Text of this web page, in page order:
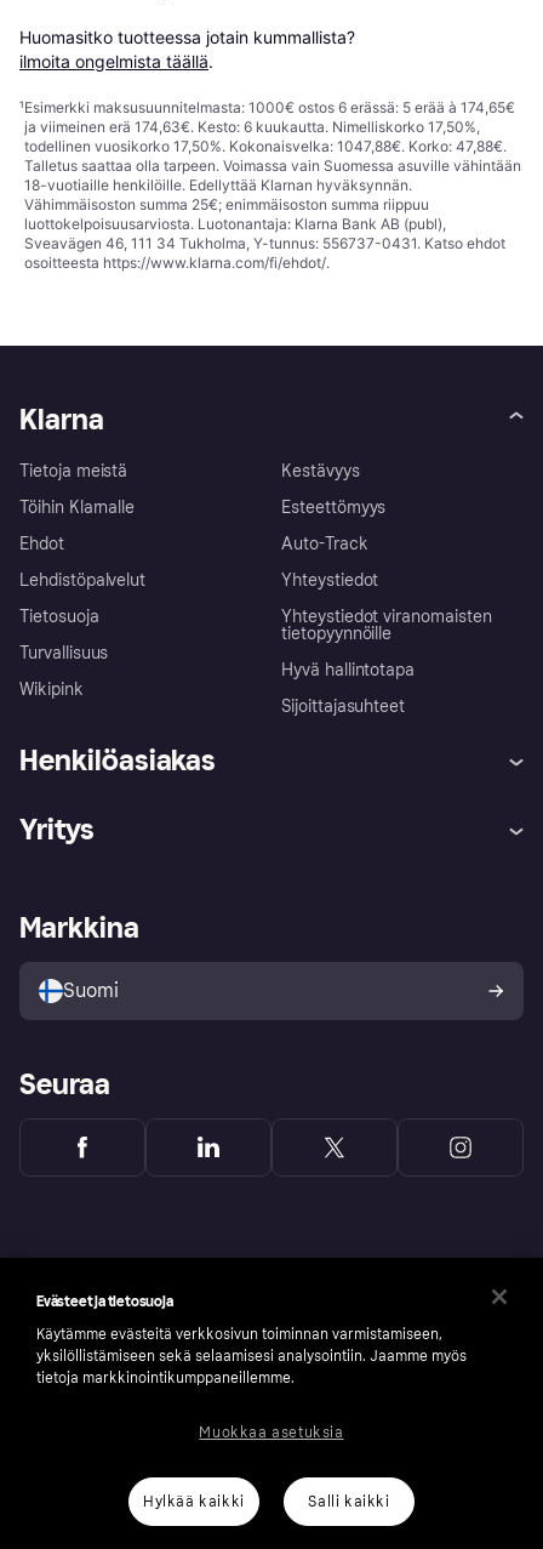
Huomasitko tuotteessa jotain kummallista?
ilmoita ongelmista täällä.
¹Esimerkki maksusuunnitelmasta: 1000€ ostos 6 erässä: 5 erää à 174,65€
ja viimeinen erä 174,63€. Kesto: 6 kuukautta. Nimelliskorko 17,50%,
todellinen vuosikorko 17,50%. Kokonaisvelka: 1047,88€. Korko: 47,88€.
Talletus saattaa olla tarpeen. Voimassa vain Suomessa asuville vähintään
18-vuotiaille henkilöille. Edellyttää Klarnan hyväksynnän.
Vähimmäisoston summa 25€; enimmäisoston summa riippuu
luottokelpoisuusarviosta. Luotonantaja: Klarna Bank AB (publ),
Sveavägen 46, 111 34 Tukholma, Y-tunnus: 556737-0431. Katso ehdot
osoitteesta https://www.klarna.com/fi/ehdot/.
Klarna
Tietoja meistä
Töihin Klarnalle
Ehdot
Lehdistöpalvelut
Tietosuoja
Turvallisuus
Wikipink
Kestävyys
Esteettömyys
Auto-Track
Yhteystiedot
Yhteystiedot viranomaisten
tietopyynnöille
Hyvä hallintotapa
Sijoittajasuhteet
Henkilöasiakas
Kirjaudu sisään
Tutustu kauppoihin
Ostajan turva
Yritys
Kirjaudu sisään yrityksenä
Markkina
Suomi
Seuraa
number: 556737-0431
Klarnan evästeselosteKlarna.com
Evästeet ja tietosuoja
Käytämme evästeitä verkkosivun toiminnan varmistamiseen,
yksilöllistämiseen sekä selaamisesi analysointiin. Jaamme myös
tietoja markkinointikumppaneillemme.
Hylkää kaikki Salli kaikki
Muokkaa asetuksia